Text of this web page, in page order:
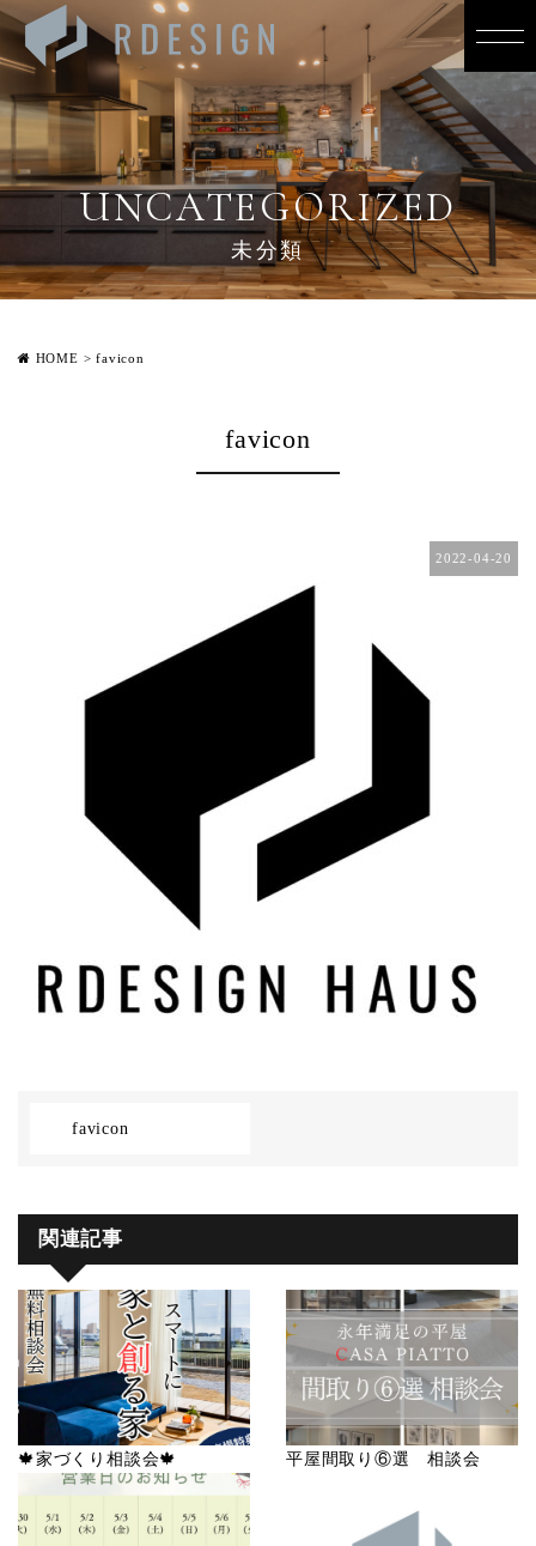
UNCATEGORIZED
未分類
HOME >favicon
favicon
2022-04-20
favicon
関連記事
🍁家づくり相談会🍁 平屋間取り⑥選 相談会